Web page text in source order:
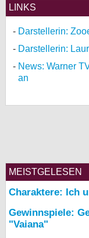
LINKS
Darstellerin:
Darstellerin:
News: Warner
an
MEISTGELESEN
Charaktere: Ich
Gewinnspiele:
"Vaiana"